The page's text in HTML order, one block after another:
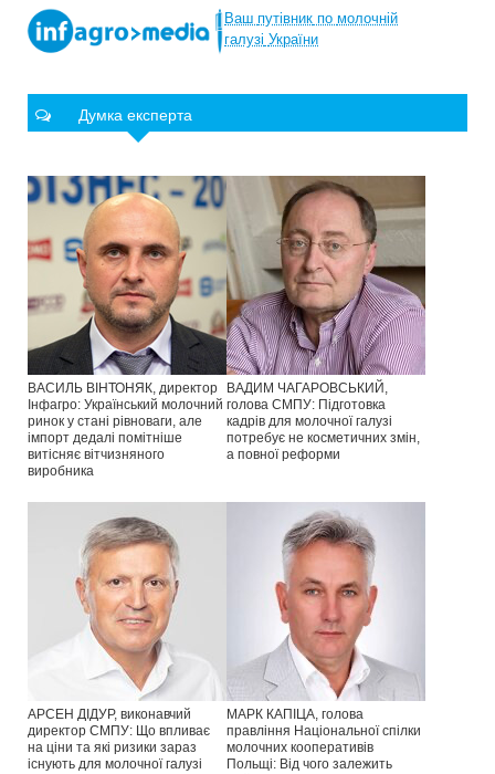
Ваш путівник по молочній
галузі України
Думка експерта
ВАСИЛЬ ВІНТОНЯК, директор
Інфагро: Український молочний
ринок у стані рівноваги, але
імпорт дедалі помітніше
витісняє вітчизняного
виробника
ВАДИМ ЧАГАРОВСЬКИЙ,
голова СМПУ: Підготовка
кадрів для молочної галузі
потребує не косметичних змін,
а повної реформи
АРСЕН ДІДУР, виконавчий
директор СМПУ: Що впливає
на ціни та які ризики зараз
існують для молочної галузі
МАРК КАПІЦА, голова
правління Національної спілки
молочних кооперативів
Польщі: Від чого залежить